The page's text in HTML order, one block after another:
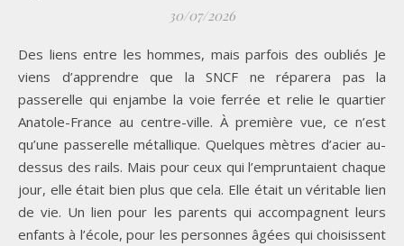
30/07/2026
Des liens entre les hommes, mais parfois des oubliés Je
viens d’apprendre que la SNCF ne réparera pas la
passerelle qui enjambe la voie ferrée et relie le quartier
Anatole-France au centre-ville. À première vue, ce n’est
qu’une passerelle métallique. Quelques mètres d’acier au-
dessus des rails. Mais pour ceux qui l’empruntaient chaque
jour, elle était bien plus que cela. Elle était un véritable lien
de vie. Un lien pour les parents qui accompagnent leurs
enfants à l’école, pour les personnes âgées qui choisissent